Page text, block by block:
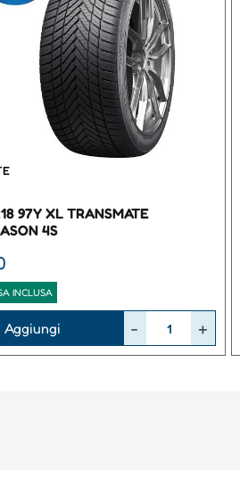
97Y XL TRANSMATE
4S
INCLUSA
Aggiungi